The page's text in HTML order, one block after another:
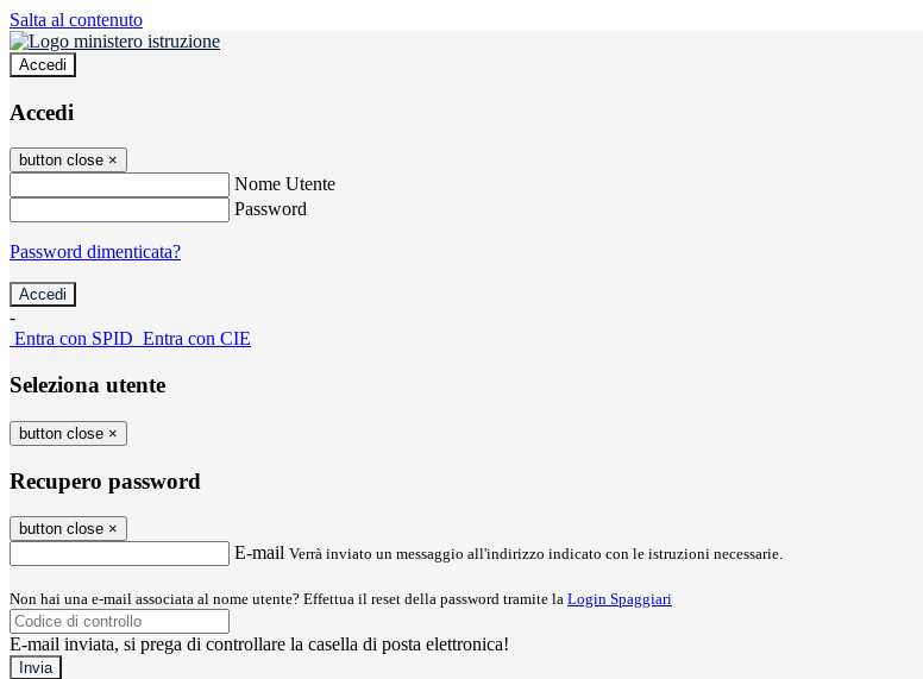
Salta al contenuto
Accedi
Accedi
button close ×
Nome Utente
Password
Password dimenticata?
-
Entra con SPID Entra con CIE
Seleziona utente
button close ×
Recupero password
button close ×
E-mail Verrà inviato un messaggio all'indirizzo indicato con le istruzioni necessarie.
Non hai una e-mail associata al nome utente? Effettua il reset della password tramite la Login Spaggiari
E-mail inviata, si prega di controllare la casella di posta elettronica!